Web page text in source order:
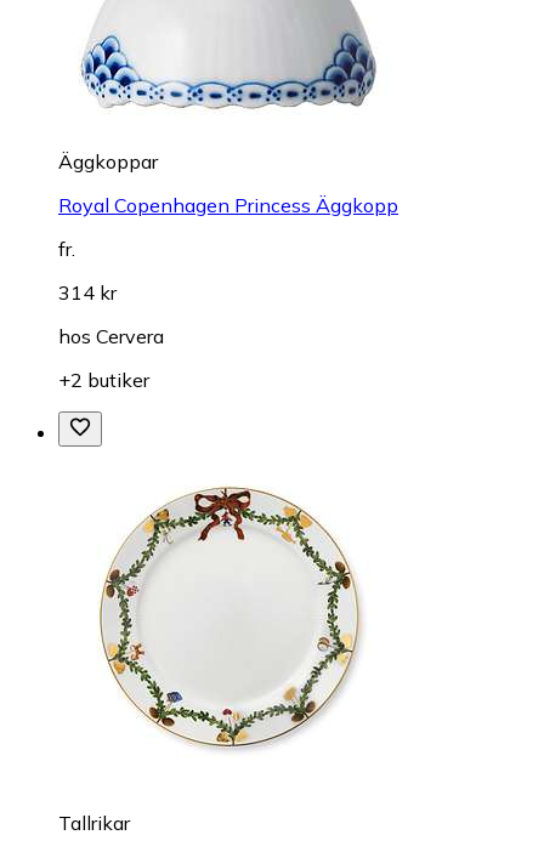
Äggkoppar
Royal Copenhagen Princess Äggkopp
fr.
314 kr
hos Cervera
+2 butiker
Tallrikar